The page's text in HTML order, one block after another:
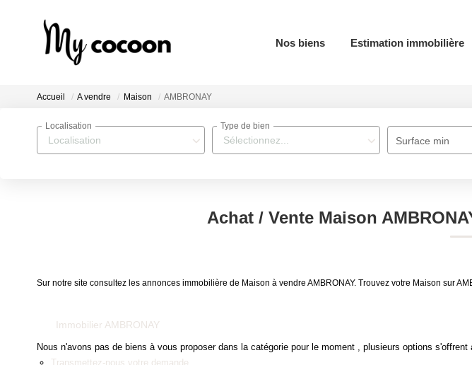
Nos biens Estimation immobilière
Accueil A vendre Maison AMBRONAY
Localisation
Localisation
Sélectionnez...
Type de bien
Surface min
Achat / Vente Maison
Sur notre site consultez les annonces immobilière de Maison à vendre AMBRONAY. Trouvez votre Maison sur
Immobilier AMBRONAY
Nous n'avons pas de biens à vous proposer dans la catégorie pour le moment , plusieurs options s'offrent
Transmettez-nous votre demande